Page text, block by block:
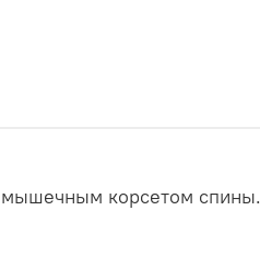
мышечным корсетом спины.